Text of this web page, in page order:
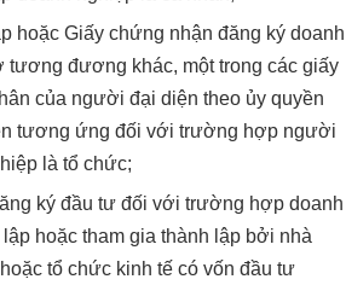
hoặc Giấy chứng nhận đăng ký doanh
tương đương khác, một trong các giấy
của người đại diện theo ủy quyền
tương ứng đối với trường hợp người
là tổ chức;
ký đầu tư đối với trường hợp doanh
hoặc tham gia thành lập bởi nhà
tổ chức kinh tế có vốn đầu tư